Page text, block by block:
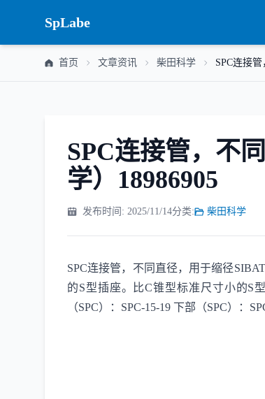
SpLabe
首页 文章资讯 柴田科学 SPC连接
SPC连接管，不
学）18986905
发布时间: 2025/11/14分类: 柴田科学
SPC连接管，不同直径，用于缩径
的S型插座。比C锥型标准尺寸小的S
（SPC）：SPC-15-19 下部（SPC）：